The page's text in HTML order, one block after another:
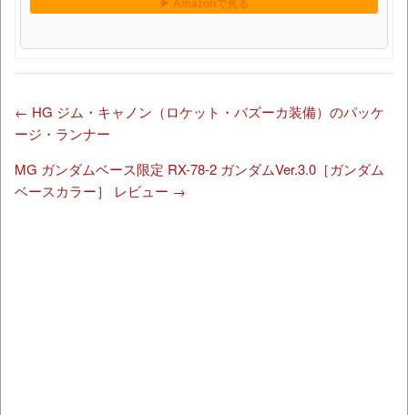
← HG ジム・キャノン（ロケット・バズーカ装備）のパッケ
ージ・ランナー
MG ガンダムベース限定 RX-78-2 ガンダムVer.3.0［ガンダム
ベースカラー］ レビュー →